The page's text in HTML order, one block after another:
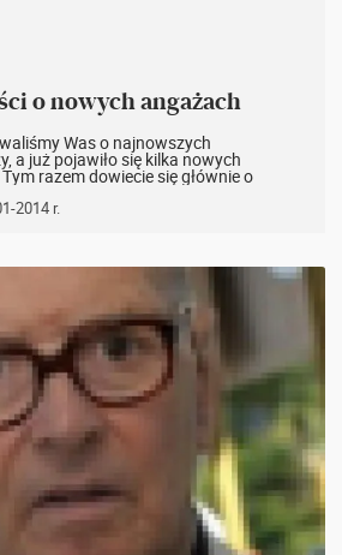
o nowych angażach
Was o najnowszych
a już pojawiło się kilka nowych
razem dowiecie się głównie o
2014 r.